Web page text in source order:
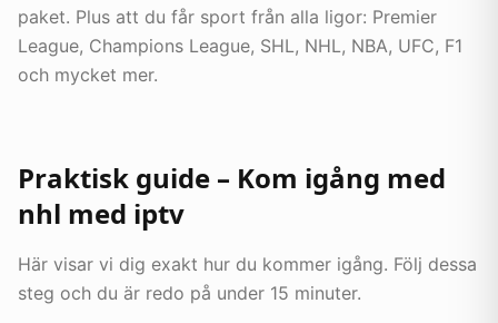
paket. Plus att du får sport från alla ligor: Premier
League, Champions League, SHL, NHL, NBA, UFC, F1
och mycket mer.
Praktisk guide – Kom igång med
nhl med iptv
Här visar vi dig exakt hur du kommer igång. Följ dessa
steg och du är redo på under 15 minuter.